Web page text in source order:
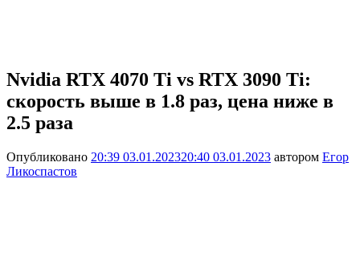
Nvidia RTX 4070 Ti vs RTX 3090 Ti:
скорость выше в 1.8 раз, цена ниже в
2.5 раза
Опубликовано 20:39 03.01.202320:40 03.01.2023 автором Егор
Ликоспастов